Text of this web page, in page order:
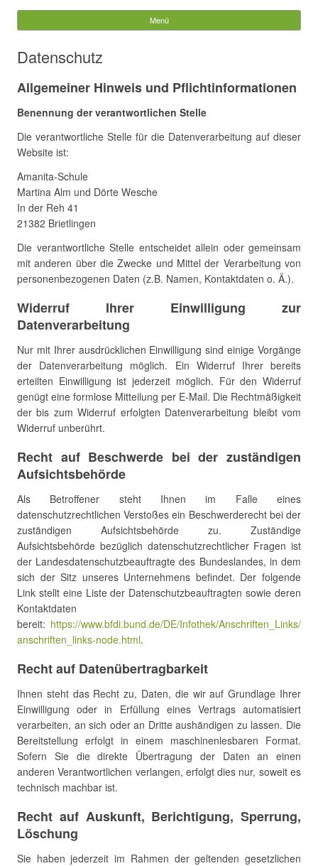
AMANITASuchen
Menü
Datenschutz
Allgemeiner Hinweis und Pflichtinformationen
Benennung der verantwortlichen Stelle
Die verantwortliche Stelle für die Datenverarbeitung auf dieser
Website ist:
Amanita-Schule
Martina Alm und Dörte Wesche
In der Reh 41
21382 Brietlingen
Die verantwortliche Stelle entscheidet allein oder gemeinsam
mit anderen über die Zwecke und Mittel der Verarbeitung von
personenbezogenen Daten (z.B. Namen, Kontaktdaten o. Ä.).
Widerruf Ihrer Einwilligung zur
Datenverarbeitung
Nur mit Ihrer ausdrücklichen Einwilligung sind einige Vorgänge
der Datenverarbeitung möglich. Ein Widerruf Ihrer bereits
erteilten Einwilligung ist jederzeit möglich. Für den Widerruf
genügt eine formlose Mitteilung per E-Mail. Die Rechtmäßigkeit
der bis zum Widerruf erfolgten Datenverarbeitung bleibt vom
Widerruf unberührt.
Recht auf Beschwerde bei der zuständigen
Aufsichtsbehörde
Als Betroffener steht Ihnen im Falle eines
datenschutzrechtlichen Verstoßes ein Beschwerderecht bei der
zuständigen Aufsichtsbehörde zu. Zuständige
Aufsichtsbehörde bezüglich datenschutzrechtlicher Fragen ist
der Landesdatenschutzbeauftragte des Bundeslandes, in dem
sich der Sitz unseres Unternehmens befindet. Der folgende
Link stellt eine Liste der Datenschutzbeauftragten sowie deren
Kontaktdaten
bereit: https://www.bfdi.bund.de/DE/Infothek/Anschriften_Links/
anschriften_links-node.html.
Recht auf Datenübertragbarkeit
Ihnen steht das Recht zu, Daten, die wir auf Grundlage Ihrer
Einwilligung oder in Erfüllung eines Vertrags automatisiert
verarbeiten, an sich oder an Dritte aushändigen zu lassen. Die
Bereitstellung erfolgt in einem maschinenlesbaren Format.
Sofern Sie die direkte Übertragung der Daten an einen
anderen Verantwortlichen verlangen, erfolgt dies nur, soweit es
technisch machbar ist.
Recht auf Auskunft, Berichtigung, Sperrung,
Löschung
Sie haben jederzeit im Rahmen der geltenden gesetzlichen